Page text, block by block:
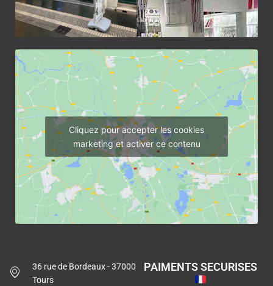
Cliquez pour accepter les cookies
marketing et activer ce contenu
36 rue de Bordeaux - 37000
Tours
PAIMENTS SECURISES